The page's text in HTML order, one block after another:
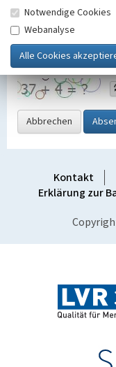
Sicherheitsabfrage
Grafik ein
Abbrechen
Kontakt
Erklärung zur
Notwendige Cookies
Webanalyse